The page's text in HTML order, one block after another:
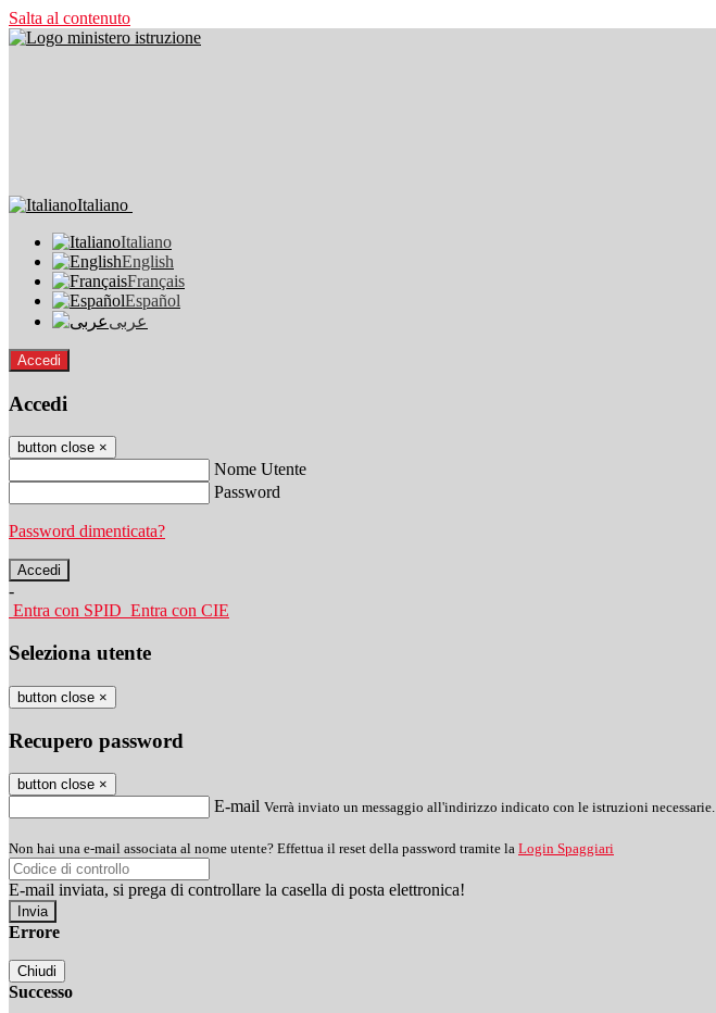
Salta al contenuto
Italiano
Italiano
English
Français
Español
عربى
Accedi
Accedi
button close ×
Nome Utente
Password
Password dimenticata?
-
Entra con SPID Entra con CIE
Seleziona utente
button close ×
Recupero password
button close ×
E-mail Verrà inviato un messaggio all'indirizzo indicato con le istruzioni necessarie.
Non hai una e-mail associata al nome utente? Effettua il reset della password tramite la Login Spaggiari
E-mail inviata, si prega di controllare la casella di posta elettronica!
Errore
Chiudi
Successo